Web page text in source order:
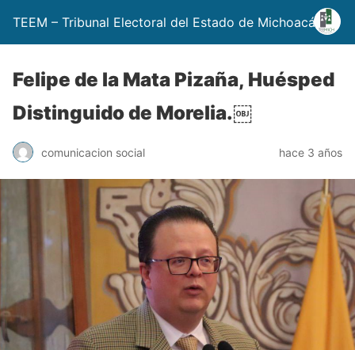
TEEM – Tribunal Electoral del Estado de Michoacán
Felipe de la Mata Pizaña, Huésped
Distinguido de Morelia.￼
comunicacion social hace 3 años